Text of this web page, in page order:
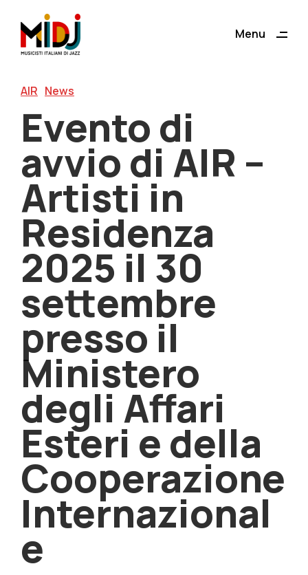
Menu
AIR News
Evento di
avvio di AIR –
Artisti in
Residenza
2025 il 30
settembre
presso il
Ministero
degli Affari
Esteri e della
Cooperazione
Internazional
e